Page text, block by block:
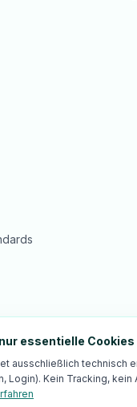
GmbH ·
eine beim IGE eingetragene
essentielle Cookies
ausschließlich technisch
Login). Kein Tracking, kein